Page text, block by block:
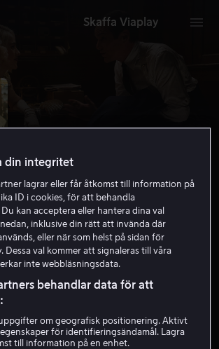
Skaffa Viaplay
Skaffa Viaplay
din integritet
lagrar eller får åtkomst till information på
ID i cookies, för att behandla
kan acceptera eller hantera dina val
inklusive din rätt att invända där
eller när som helst på sidan för
Dessa val kommer att signaleras till våra
inte webbläsningsdata.
behandlar data för att
om geografisk positionering. Aktivt
egenskaper för identifieringsändamål. Lagra
till information på en enhet.